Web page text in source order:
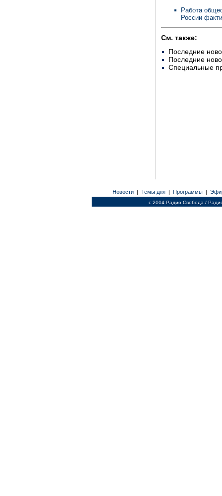
Работа
России
См. также:
Последние
Последние
Специальные
Новости | Темы дня | Программы |
c 2004 Радио Свобода /